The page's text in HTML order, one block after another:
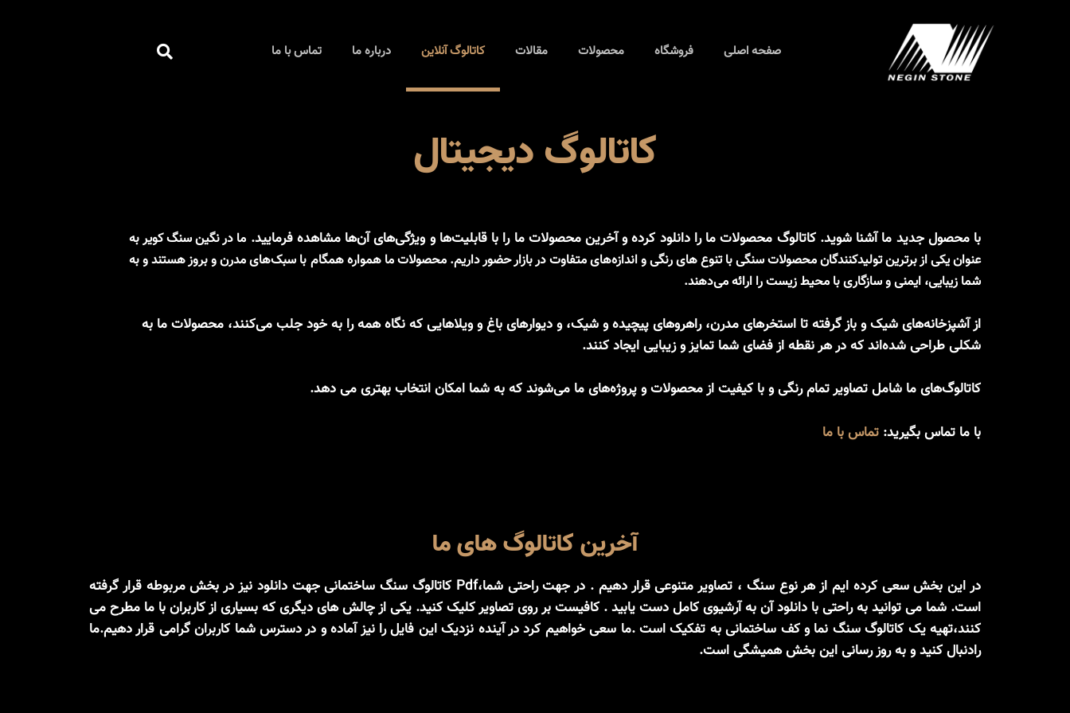
صفحه اصلی فروشگاه محصولات مقالات کاتالوگ آنلاین درباره ما تماس با ما جستجو
کردن
کاتالوگ دیجیتال
با محصول جدید ما آشنا شوید. کاتالوگ محصولات ما را دانلود کرده و آخرین محصولات ما را با قابلیت‌ها و ویژگی‌های آن‌ها مشاهده فرمایید. ما در نگین سنگ کویر به
عنوان یکی از برترین تولیدکنندگان محصولات سنگی با تنوع های رنگی و اندازه‌های متفاوت در بازار حضور داریم. محصولات ما همواره همگام با سبک‌های مدرن و بروز هستند و به
شما زیبایی، ایمنی و سازگاری با محیط زیست را ارائه می‌دهند.
از آشپزخانه‌های شیک و باز گرفته تا استخرهای مدرن، راهروهای پیچیده و شیک، و دیوارهای باغ و ویلاهایی که نگاه همه را به خود جلب می‌کنند، محصولات ما به
شکلی طراحی شده‌اند که در هر نقطه از فضای شما تمایز و زیبایی ایجاد کنند.
کاتالوگ‌های ما شامل تصاویر تمام رنگی و با کیفیت از محصولات و پروژه‌های ما می‌شوند که به شما امکان انتخاب بهتری می دهد.
با ما تماس بگیرید: تماس با ما
آخرین کاتالوگ های ما
در این بخش سعی کرده ایم از هر نوع سنگ ، تصاویر متنوعی قرار دهیم . در جهت راحتی شما،pdf کاتالوگ سنگ ساختمانی جهت دانلود نیز در بخش مربوطه قرار گرفته
است. شما می توانید به راحتی با دانلود آن به آرشیوی کامل دست یابید . کافیست بر روی تصاویر کلیک کنید. یکی از چالش های دیگری که بسیاری از کاربران با ما مطرح می
کنند،تهیه یک کاتالوگ سنگ نما و کف ساختمانی به تفکیک است .ما سعی خواهیم کرد در آینده نزدیک این فایل را نیز آماده و در دسترس شما کاربران گرامی قرار دهیم.ما
رادنبال کنید و به روز رسانی این بخش همیشگی است.